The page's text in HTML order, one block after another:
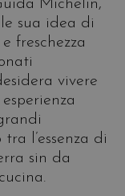
Michelin,
sua idea di
freschezza
vivere
l’essenza di
sin da